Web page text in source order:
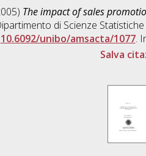
The impact of sales
di Scienze
10.6092/unibo/amsacta/1077.
Salva